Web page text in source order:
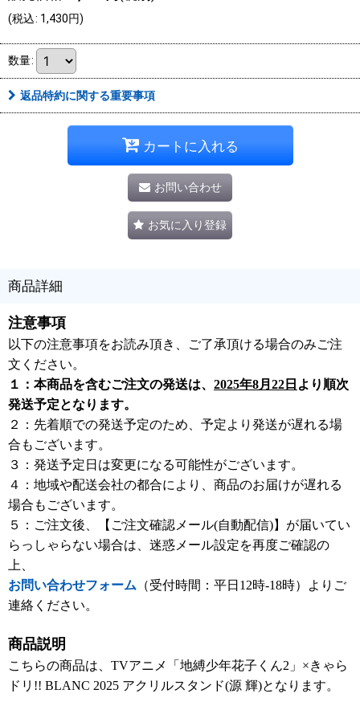
(税込: 1,430円)
数量:
返品特約に関する重要事項
カートに入れる
お問い合わせ
お気に入り登録
商品詳細
注意事項
以下の注意事項をお読み頂き、ご了承頂ける場合のみご注
文ください。
１：本商品を含むご注文の発送は、 2025年8月22日 より順次
発送予定となります。
２：先着順での発送予定のため、予定より発送が遅れる場
合もございます。
３：発送予定日は変更になる可能性がございます。
４：地域や配送会社の都合により、商品のお届けが遅れる
場合もございます。
５：ご注文後、【ご注文確認メール(自動配信)】が届いてい
らっしゃらない場合は、迷惑メール設定を再度ご確認の
上、
お問い合わせフォーム （受付時間：平日12時-18時）よりご
連絡ください。
商品説明
こちらの商品は、TVアニメ「地縛少年花子くん2」×きゃら
ドリ!! BLANC 2025 アクリルスタンド(源 輝)となります。